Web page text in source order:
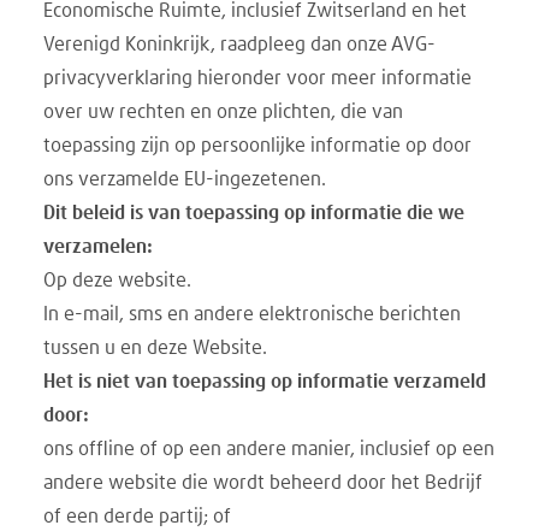
Economische Ruimte, inclusief Zwitserland en het
Verenigd Koninkrijk, raadpleeg dan onze AVG-
privacyverklaring hieronder voor meer informatie
over uw rechten en onze plichten, die van
toepassing zijn op persoonlijke informatie op door
ons verzamelde EU-ingezetenen.
Dit beleid is van toepassing op informatie die we
verzamelen:
Op deze website.
In e-mail, sms en andere elektronische berichten
tussen u en deze Website.
Het is niet van toepassing op informatie verzameld
door:
ons offline of op een andere manier, inclusief op een
andere website die wordt beheerd door het Bedrijf
of een derde partij; of